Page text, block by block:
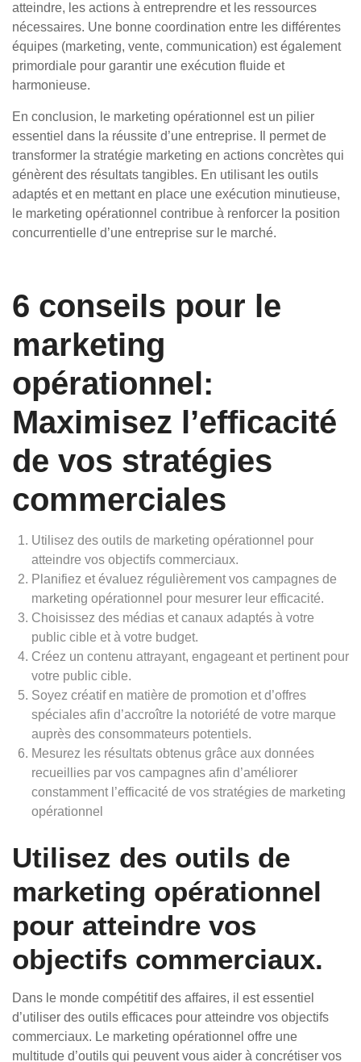
atteindre, les actions à entreprendre et les ressources
nécessaires. Une bonne coordination entre les différentes
équipes (marketing, vente, communication) est également
primordiale pour garantir une exécution fluide et
harmonieuse.
En conclusion, le marketing opérationnel est un pilier
essentiel dans la réussite d’une entreprise. Il permet de
transformer la stratégie marketing en actions concrètes qui
génèrent des résultats tangibles. En utilisant les outils
adaptés et en mettant en place une exécution minutieuse,
le marketing opérationnel contribue à renforcer la position
concurrentielle d’une entreprise sur le marché.
6 conseils pour le
marketing
opérationnel:
Maximisez l’efficacité
de vos stratégies
commerciales
Utilisez des outils de marketing opérationnel pour
atteindre vos objectifs commerciaux.
Planifiez et évaluez régulièrement vos campagnes de
marketing opérationnel pour mesurer leur efficacité.
Choisissez des médias et canaux adaptés à votre
public cible et à votre budget.
Créez un contenu attrayant, engageant et pertinent pour
votre public cible.
Soyez créatif en matière de promotion et d’offres
spéciales afin d’accroître la notoriété de votre marque
auprès des consommateurs potentiels.
Mesurez les résultats obtenus grâce aux données
recueillies par vos campagnes afin d’améliorer
constamment l’efficacité de vos stratégies de marketing
opérationnel
Utilisez des outils de
marketing opérationnel
pour atteindre vos
objectifs commerciaux.
Dans le monde compétitif des affaires, il est essentiel
d’utiliser des outils efficaces pour atteindre vos objectifs
commerciaux. Le marketing opérationnel offre une
multitude d’outils qui peuvent vous aider à concrétiser vos